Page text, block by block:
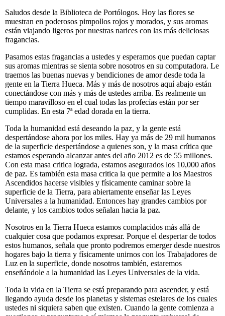
Saludos desde la Biblioteca de Portólogos. Hoy las flores se
muestran en poderosos pimpollos rojos y morados, y sus aromas
están viajando ligeros por nuestras narices con las más deliciosas
fragancias.
Pasamos estas fragancias a ustedes y esperamos que puedan captar
sus aromas mientras se sienta sobre nosotros en su computadora. Le
traemos las buenas nuevas y bendiciones de amor desde toda la
gente en la Tierra Hueca. Más y más de nosotros aquí abajo están
conectándose con más y más de ustedes arriba. Es realmente un
tiempo maravilloso en el cual todas las profecías están por ser
cumplidas. En esta 7ª edad dorada en la tierra.
Toda la humanidad está deseando la paz, y la gente está
despertándose ahora por los miles. Hay ya más de 29 mil humanos
de la superficie despertándose a quienes son, y la masa crítica que
estamos esperando alcanzar antes del año 2012 es de 55 millones.
Con esta masa critica lograda, estamos asegurados los 10,000 años
de paz. Es también esta masa critica la que permite a los Maestros
Ascendidos hacerse visibles y físicamente caminar sobre la
superficie de la Tierra, para abiertamente enseñar las Leyes
Universales a la humanidad. Entonces hay grandes cambios por
delante, y los cambios todos señalan hacia la paz.
Nosotros en la Tierra Hueca estamos complacidos más allá de
cualquier cosa que podamos expresar. Porque el despertar de todos
estos humanos, señala que pronto podremos emerger desde nuestros
hogares bajo la tierra y físicamente unirnos con los Trabajadores de
Luz en la superficie, donde nosotros también, estaremos
enseñándole a la humanidad las Leyes Universales de la vida.
Toda la vida en la Tierra se está preparando para ascender, y está
llegando ayuda desde los planetas y sistemas estelares de los cuales
ustedes ni siquiera saben que existen. Cuando la gente comienza a